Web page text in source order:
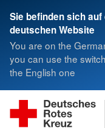
Sie befinden sich auf
deutschen Website
You are on the
you can use the
the English one